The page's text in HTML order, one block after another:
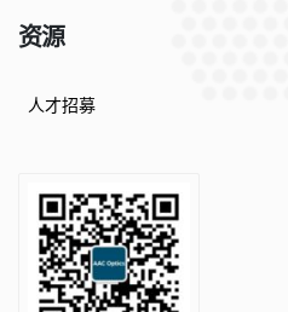
资源
人才招募